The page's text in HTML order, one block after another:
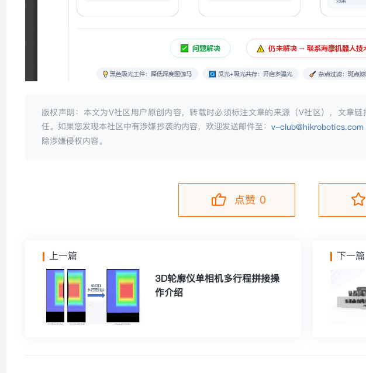
版权声明：本文为V社区用户原创内容，转载时必须标注文章的来源（V社区），文章
任。如果您发现本社区中有涉嫌抄袭的内容，欢迎发送邮件至：v-club@hikrobotics.com
除涉嫌侵权内容。
点赞 0
上一篇
3D轮廓仪单相机多行程拼接操
作介绍
下一篇